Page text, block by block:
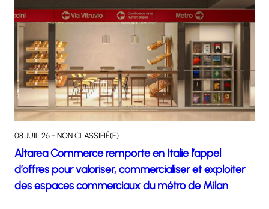
08 JUIL 26 - NON CLASSIFIÉ(E)
Altarea Commerce remporte en Italie l’appel
d’offres pour valoriser, commercialiser et exploiter
des espaces commerciaux du métro de Milan